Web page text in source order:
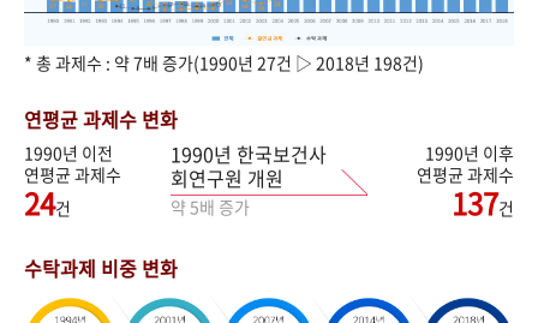
* 총 과제수 : 약 7배 증가(1990년 27건 ▷ 2018년 198건)
연평균 과제수 변화
1990년 이전
연평균 과제수
24건
1990년 한국보건사
회연구원 개원
약 5배 증가
1990년 이후
연평균 과제수
137건
수탁과제 비중 변화